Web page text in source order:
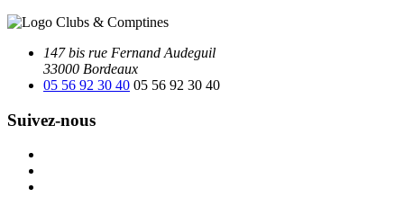
147 bis rue Fernand Audeguil
33000 Bordeaux
05 56 92 30 40 05 56 92 30 40
Suivez-nous